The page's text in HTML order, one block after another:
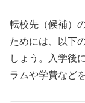
転校先（候補）
ためには、以下
しょう。入学後
ラムや学費など